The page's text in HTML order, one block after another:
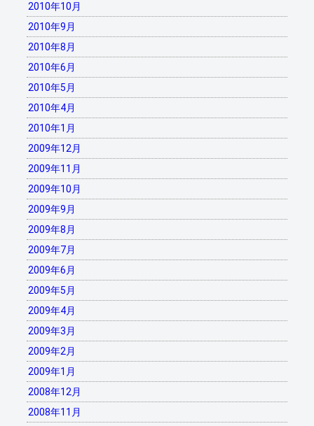
2010年10月
2010年9月
2010年8月
2010年6月
2010年5月
2010年4月
2010年1月
2009年12月
2009年11月
2009年10月
2009年9月
2009年8月
2009年7月
2009年6月
2009年5月
2009年4月
2009年3月
2009年2月
2009年1月
2008年12月
2008年11月